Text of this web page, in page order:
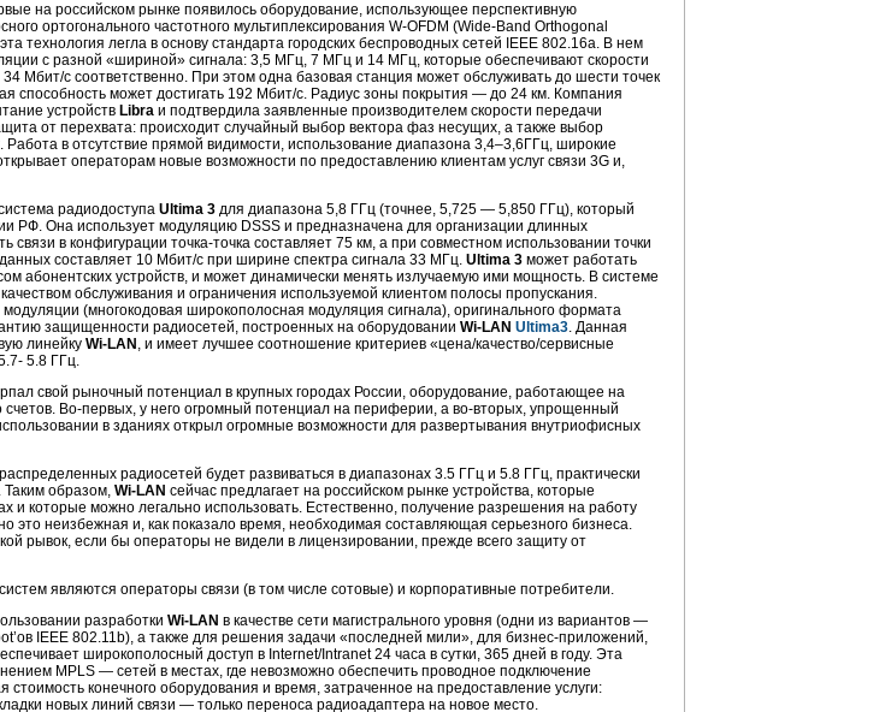
на российском рынке появилось оборудование, использующее перспективную
ортогонального частотного мультиплексирования W-OFDM (Wide-Band Orthogonal
технология легла в основу стандарта городских беспроводных сетей IEEE 802.16a. В нем
с разной «шириной» сигнала: 3,5 МГц, 7 МГц и 14 МГц, которые обеспечивают скорости
Мбит/с соответственно. При этом одна базовая станция может обслуживать до шести точек
способность может достигать 192 Мбит/с. Радиус зоны покрытия — до 24 км. Компания
устройств Libra и подтвердила заявленные производителем скорости передачи
от перехвата: происходит случайный выбор вектора фаз несущих, а также выбор
в отсутствие прямой видимости, использование диапазона 3,4–3,6ГГц, широкие
операторам новые возможности по предоставлению клиентам услуг связи 3G и,
радиодоступа Ultima 3 для диапазона 5,8 ГГц (точнее, 5,725 — 5,850 ГГц), который
РФ. Она использует модуляцию DSSS и предназначена для организации длинных
связи в конфигурации точка-точка составляет 75 км, а при совместном использовании точки
составляет 10 Мбит/с при ширине спектра сигнала 33 МГц. Ultima 3 может работать
абонентских устройств, и может динамически менять излучаемую ими мощность. В системе
обслуживания и ограничения используемой клиентом полосы пропускания.
(многокодовая широкополосная модуляция сигнала), оригинального формата
защищенности радиосетей, построенных на оборудовании Wi-LAN Ultima3. Данная
линейку Wi-LAN , и имеет лучшее соотношение критериев «цена/качество/сервисные
5.8 ГГц.
свой рыночный потенциал в крупных городах России, оборудование, работающее на
счетов. Во-первых, у него огромный потенциал на периферии, а во-вторых, упрощенный
в зданиях открыл огромные возможности для развертывания внутриофисных
радиосетей будет развиваться в диапазонах 3.5 ГГц и 5.8 ГГц, практически
Таким образом, Wi-LAN сейчас предлагает на российском рынке устройства, которые
и которые можно легально использовать. Естественно, получение разрешения на работу
это неизбежная и, как показало время, необходимая составляющая серьезного бизнеса.
рывок, если бы операторы не видели в лицензировании, прежде всего защиту от
являются операторы связи (в том числе сотовые) и корпоративные потребители.
разработки Wi-LAN в качестве сети магистрального уровня (одни из вариантов —
IEEE 802.11b), а также для решения задачи «последней мили», для бизнес-приложений,
широкополосный доступ в Internet/Intranet 24 часа в сутки, 365 дней в году. Эта
MPLS — сетей в местах, где невозможно обеспечить проводное подключение
стоимость конечного оборудования и время, затраченное на предоставление услуги:
новых линий связи — только переноса радиоадаптера на новое место.